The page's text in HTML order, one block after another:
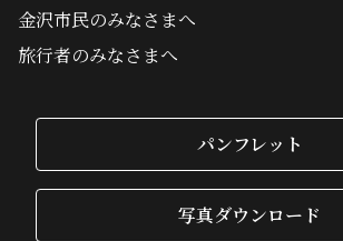
金沢市民のみなさまへ
旅行者のみなさまへ
パンフレット
写真ダウンロード